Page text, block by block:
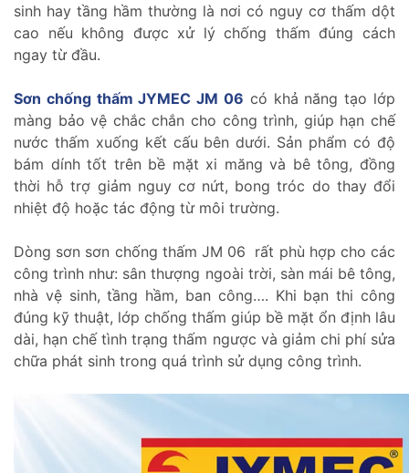
sinh hay tầng hầm thường là nơi có nguy cơ thấm dột
cao nếu không được xử lý chống thấm đúng cách
ngay từ đầu.
Sơn chống thấm JYMEC JM 06 có khả năng tạo lớp
màng bảo vệ chắc chắn cho công trình, giúp hạn chế
nước thấm xuống kết cấu bên dưới. Sản phẩm có độ
bám dính tốt trên bề mặt xi măng và bê tông, đồng
thời hỗ trợ giảm nguy cơ nứt, bong tróc do thay đổi
nhiệt độ hoặc tác động từ môi trường.
Dòng sơn sơn chống thấm JM 06 rất phù hợp cho các
công trình như: sân thượng ngoài trời, sàn mái bê tông,
nhà vệ sinh, tầng hầm, ban công…. Khi bạn thi công
đúng kỹ thuật, lớp chống thấm giúp bề mặt ổn định lâu
dài, hạn chế tình trạng thấm ngược và giảm chi phí sửa
chữa phát sinh trong quá trình sử dụng công trình.